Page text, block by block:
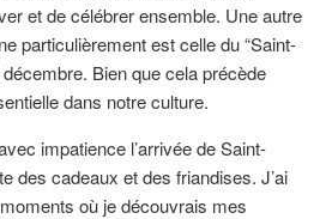
et de célébrer ensemble. Une autre
particulièrement est celle du “Saint-
Bien que cela précède
dans notre culture.
impatience l’arrivée de Saint-
des cadeaux et des friandises. J’ai
où je découvrais mes